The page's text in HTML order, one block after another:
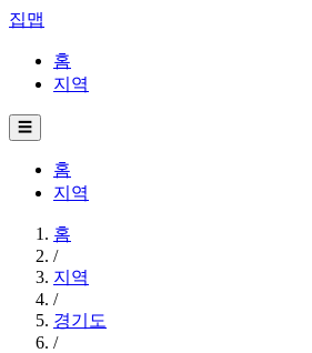
집맵
홈
지역
☰
홈
지역
홈
/
지역
/
경기도
/